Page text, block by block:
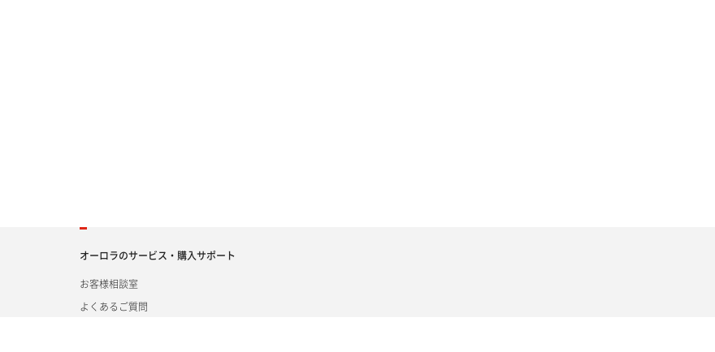
オーロラのサービス・購入サポート
お客様相談室
よくあるご質問